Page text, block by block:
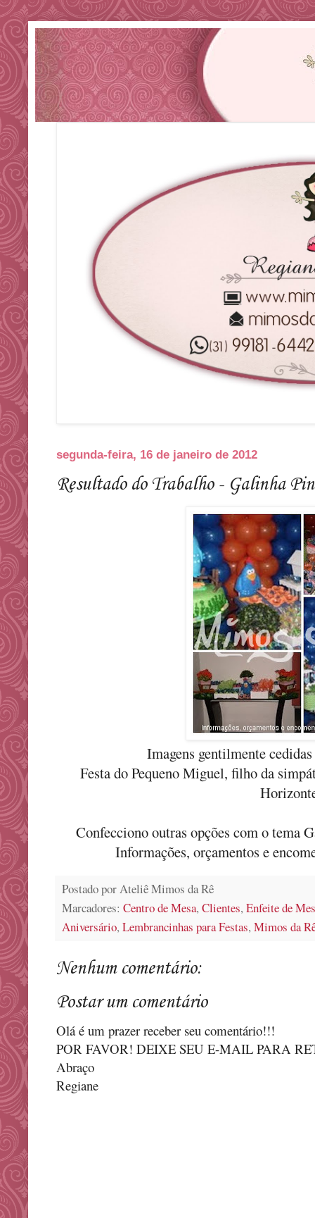
segunda-feira, 16 de janeiro de 2012
Resultado do Trabalho - Galinha
Imagens gentilmente
Festa do Pequeno Miguel, filho da
Confecciono outras opções com o tema
Informações, orçamentos e
Postado porAteliê Mimos da Rê
Marcadores: Centro de Mesa,Clientes,Enfeite de
Aniversário,Lembrancinhas para Festas,Mimos da
Nenhum comentário:
Postar um comentário
Olá é um prazer receber seu comentário!!!
POR FAVOR! DEIXE SEU E-MAIL PARA
Abraço
Regiane